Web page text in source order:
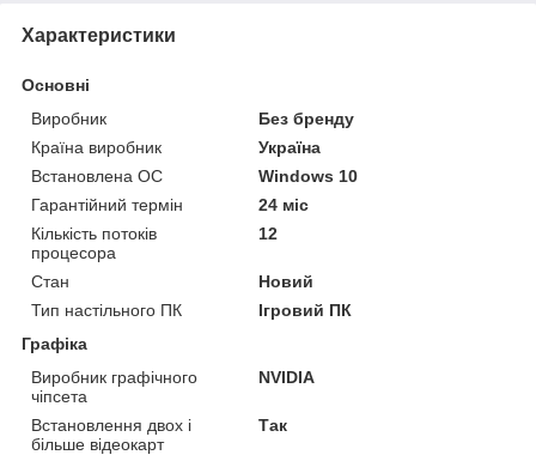
Характеристики
Основні
Виробник
Без бренду
Країна виробник
Україна
Встановлена ОС
Windows 10
Гарантійний термін
24 міс
Кількість потоків
процесора
12
Стан
Новий
Тип настільного ПК
Ігровий ПК
Графіка
Виробник графічного
чіпсета
NVIDIA
Встановлення двох і
більше відеокарт
Так